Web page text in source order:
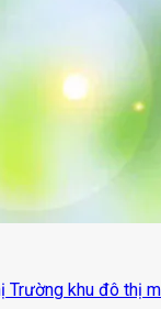
Trường khu đô thị